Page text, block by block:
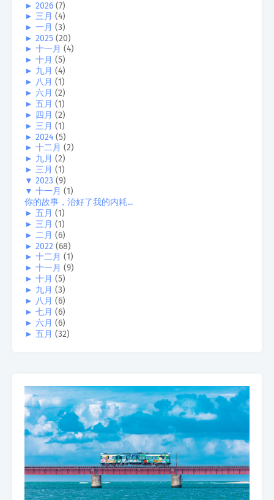
► 2026 (7)
► 三月 (4)
► 一月 (3)
► 2025 (20)
► 十一月 (4)
► 十月 (5)
► 九月 (4)
► 八月 (1)
► 六月 (2)
► 五月 (1)
► 四月 (2)
► 三月 (1)
► 2024 (5)
► 十二月 (2)
► 九月 (2)
► 三月 (1)
▼ 2023 (9)
▼ 十一月 (1)
你的故事，治好了我的内耗...
► 五月 (1)
► 三月 (1)
► 二月 (6)
► 2022 (68)
► 十二月 (1)
► 十一月 (9)
► 十月 (5)
► 九月 (3)
► 八月 (6)
► 七月 (6)
► 六月 (6)
► 五月 (32)